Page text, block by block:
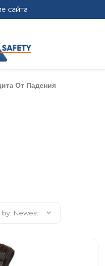
сайта
От Падения
by: Newest